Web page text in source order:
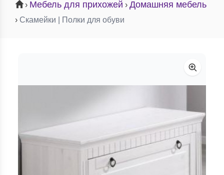
› Мебель для прихожей › Домашняя мебель
› Скамейки | Полки для обуви